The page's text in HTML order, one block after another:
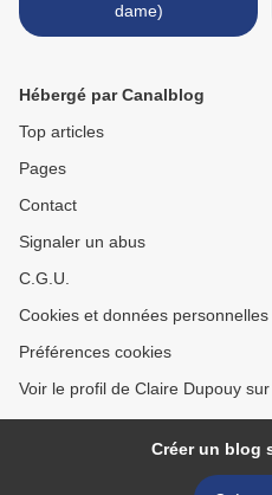
dame)
Hébergé par Canalblog
Top articles
Pages
Contact
Signaler un abus
C.G.U.
Cookies et données personnelles
Préférences cookies
Voir le profil de Claire Dupouy
Créer un blog